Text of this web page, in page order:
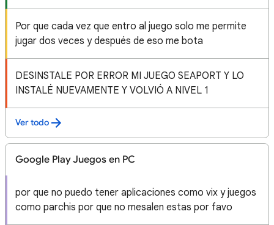
Por que cada vez que entro al juego solo me permite
jugar dos veces y después de eso me bota
DESINSTALE POR ERROR MI JUEGO SEAPORT Y LO
INSTALÉ NUEVAMENTE Y VOLVIÓ A NIVEL 1
Ver todo
Google Play Juegos en PC
por que no puedo tener aplicaciones como vix y juegos
como parchis por que no mesalen estas por favo